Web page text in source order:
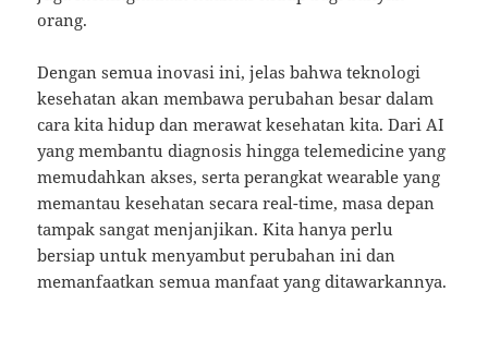
orang.
Dengan semua inovasi ini, jelas bahwa teknologi
kesehatan akan membawa perubahan besar dalam
cara kita hidup dan merawat kesehatan kita. Dari AI
yang membantu diagnosis hingga telemedicine yang
memudahkan akses, serta perangkat wearable yang
memantau kesehatan secara real-time, masa depan
tampak sangat menjanjikan. Kita hanya perlu
bersiap untuk menyambut perubahan ini dan
memanfaatkan semua manfaat yang ditawarkannya.